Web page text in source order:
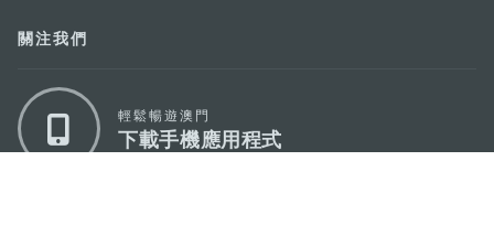
關注我們
輕鬆暢遊澳門
下載手機應用程式